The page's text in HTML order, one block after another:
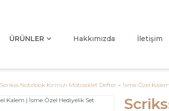
ÜRÜNLER Hakkımızda İletişim
Scrikss Notelook Kırmızı Motosiklet Defter + İsme Özel